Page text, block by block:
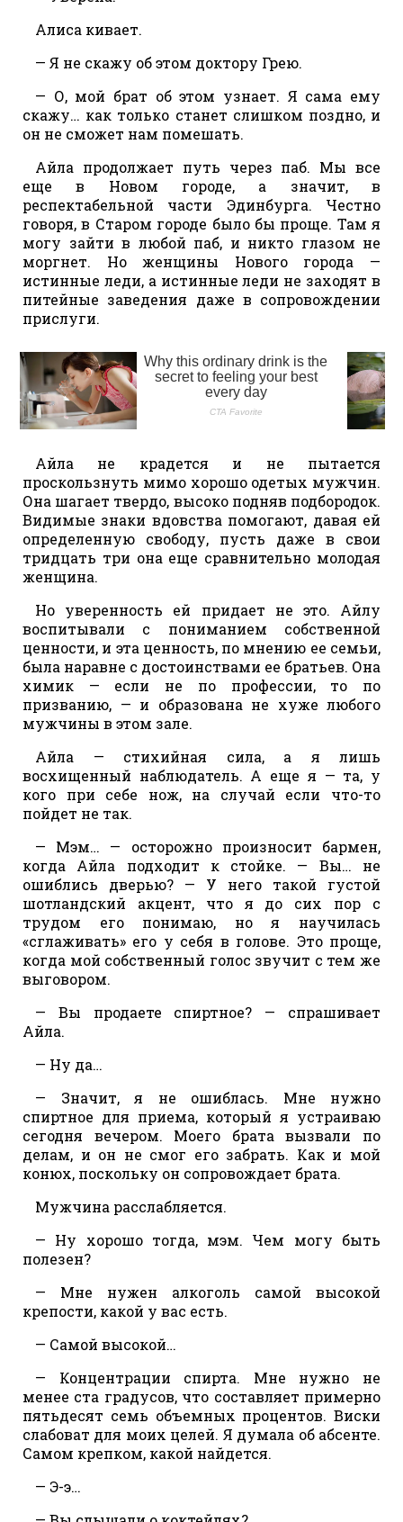
Алиса кивает.
— Я не скажу об этом доктору Грею.
— О, мой брат об этом узнает. Я сама ему
скажу… как только станет слишком поздно, и
он не сможет нам помешать.
Айла продолжает путь через паб. Мы все
еще в Новом городе, а значит, в
респектабельной части Эдинбурга. Честно
говоря, в Старом городе было бы проще. Там я
могу зайти в любой паб, и никто глазом не
моргнет. Но женщины Нового города —
истинные леди, а истинные леди не заходят в
питейные заведения даже в сопровождении
прислуги.
Айла не крадется и не пытается
проскользнуть мимо хорошо одетых мужчин.
Она шагает твердо, высоко подняв подбородок.
Видимые знаки вдовства помогают, давая ей
определенную свободу, пусть даже в свои
тридцать три она еще сравнительно молодая
женщина.
Но уверенность ей придает не это. Айлу
воспитывали с пониманием собственной
ценности, и эта ценность, по мнению ее семьи,
была наравне с достоинствами ее братьев. Она
химик — если не по профессии, то по
призванию, — и образована не хуже любого
мужчины в этом зале.
Айла — стихийная сила, а я лишь
восхищенный наблюдатель. А еще я — та, у
кого при себе нож, на случай если что-то
пойдет не так.
— Мэм… — осторожно произносит бармен,
когда Айла подходит к стойке. — Вы… не
ошиблись дверью? — У него такой густой
шотландский акцент, что я до сих пор с
трудом его понимаю, но я научилась
«сглаживать» его у себя в голове. Это проще,
когда мой собственный голос звучит с тем же
выговором.
— Вы продаете спиртное? — спрашивает
Айла.
— Ну да…
— Значит, я не ошиблась. Мне нужно
спиртное для приема, который я устраиваю
сегодня вечером. Моего брата вызвали по
делам, и он не смог его забрать. Как и мой
конюх, поскольку он сопровождает брата.
Мужчина расслабляется.
— Ну хорошо тогда, мэм. Чем могу быть
полезен?
— Мне нужен алкоголь самой высокой
крепости, какой у вас есть.
— Самой высокой…
— Концентрации спирта. Мне нужно не
менее ста градусов, что составляет примерно
пятьдесят семь объемных процентов. Виски
слабоват для моих целей. Я думала об абсенте.
Самом крепком, какой найдется.
— Э-э…